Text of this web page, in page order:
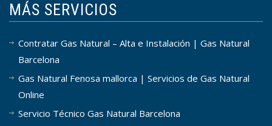
MÁS SERVICIOS
Contratar Gas Natural – Alta e Instalación | Gas Natural
Barcelona
Gas Natural Fenosa mallorca | Servicios de Gas Natural
Online
Servicio Técnico Gas Natural Barcelona